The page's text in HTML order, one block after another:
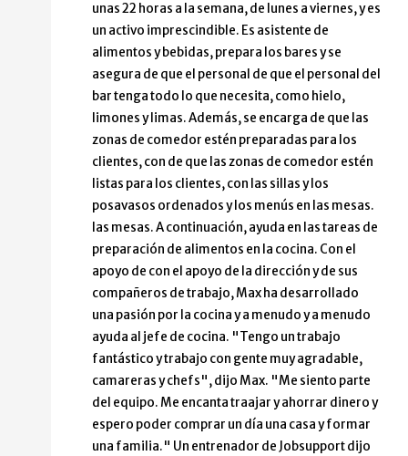
unas 22 horas a la semana, de lunes a viernes, y es
un activo imprescindible. Es asistente de
alimentos y bebidas, prepara los bares y se
asegura de que el personal de que el personal del
bar tenga todo lo que necesita, como hielo,
limones y limas. Además, se encarga de que las
zonas de comedor estén preparadas para los
clientes, con de que las zonas de comedor estén
listas para los clientes, con las sillas y los
posavasos ordenados y los menús en las mesas.
las mesas. A continuación, ayuda en las tareas de
preparación de alimentos en la cocina. Con el
apoyo de con el apoyo de la dirección y de sus
compañeros de trabajo, Max ha desarrollado
una pasión por la cocina y a menudo y a menudo
ayuda al jefe de cocina. "Tengo un trabajo
fantástico y trabajo con gente muy agradable,
camareras y chefs", dijo Max. "Me siento parte
del equipo. Me encanta traajar y ahorrar dinero y
espero poder comprar un día una casa y formar
una familia." Un entrenador de Jobsupport dijo